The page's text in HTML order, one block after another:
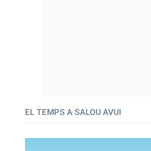
EL TEMPS A SALOU AVUI